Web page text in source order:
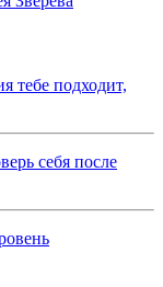
тебе подходит,
себя после